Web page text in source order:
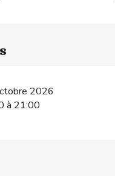
2026
à 21:00